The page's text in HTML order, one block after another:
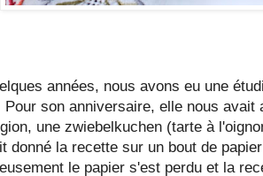
années, nous avons eu une
Pour son anniversaire, elle nous avait
une zwiebelkuchen (tarte à
donné la recette sur un bout de
le papier s'est perdu et la